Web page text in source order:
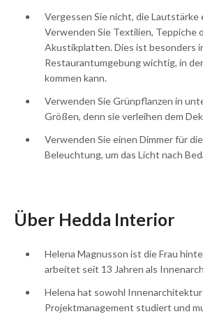
Vergessen Sie nicht, die Lautstärke
Verwenden Sie Textilien, Teppiche
Akustikplatten. Dies ist besonders
Restaurantumgebung wichtig, in
kommen kann.
Verwenden Sie Grünpflanzen in
Größen, denn sie verleihen dem
Verwenden Sie einen Dimmer für
Beleuchtung, um das Licht nach
Über Hedda Interior
Helena Magnusson ist die Frau
arbeitet seit 13 Jahren als
Helena hat sowohl Innenarchitektur
Projektmanagement studiert und